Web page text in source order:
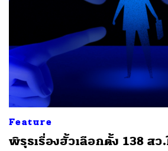
Feature
พิรุธเรื่องฮั้วเลือกตั้ง 138 สว.